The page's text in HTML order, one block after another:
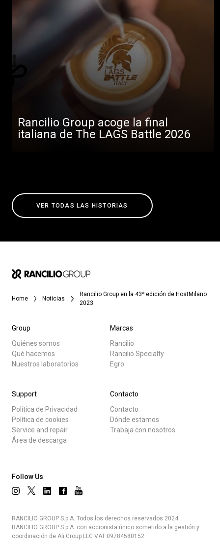
Rancilio Group acoge la final
italiana de The LAGS Battle 2026
VER TODAS LAS HISTORIAS
Home Noticias
Rancilio Group en la 43ª edición de HostMilano
2023
Group
Quiénes somos
Qué hacemos
Nuestros laboratorios
Marcas
Rancilio
Rancilio Specialty
Egro
Support
Política de Privacidad
Política de cookies
Service and repair
Área de descarga
Contacto
Contacto
Dónde estamos
Trabaja con nosotros
Follow Us
RANCILIO GROUP S.p.A. Todos los derechos reservados 2024.
RANCILIO GROUP S.p.A. con accionista único sometido a la gestión y
coordinación de Ali Group LLC VAT 09784580152